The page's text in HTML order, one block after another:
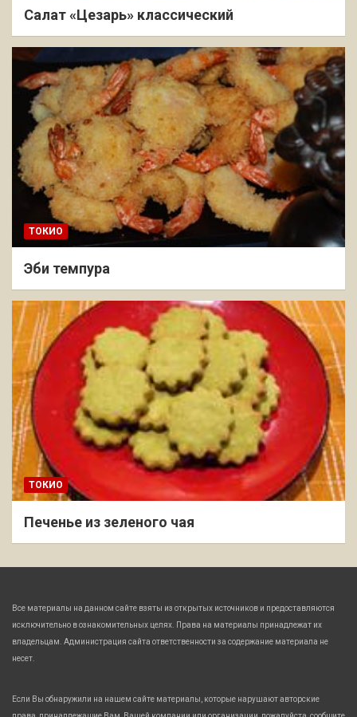
Салат «Цезарь» классический
ТОКИО
Эби темпура
ТОКИО
Печенье из зеленого чая
Все материалы на данном сайте взяты из открытых источников и предоставляются
исключительно в ознакомительных целях. Права на материалы принадлежат их
владельцам. Администрация сайта ответственности за содержание материала не
несет.
Если Вы обнаружили на нашем сайте материалы, которые нарушают авторские